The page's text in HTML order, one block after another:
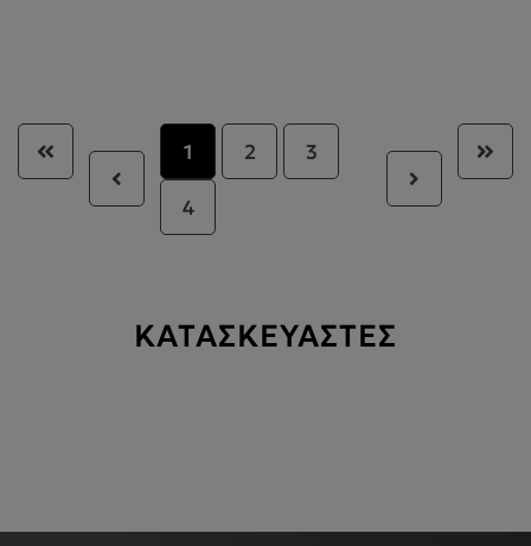
1 2 3
4
ΚΑΤΑΣΚΕΥΑΣΤΕΣ